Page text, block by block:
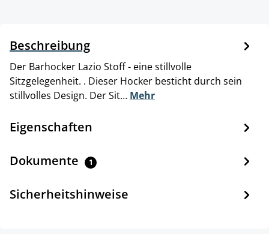
Beschreibung
Der Barhocker Lazio Stoff - eine stillvolle
Sitzgelegenheit. . Dieser Hocker besticht durch sein
stillvolles Design. Der Sit… Mehr
Eigenschaften
Dokumente 1
Sicherheitshinweise